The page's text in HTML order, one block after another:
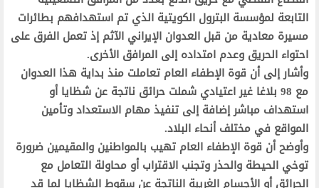
التابعة لمؤسسة البترول الكويتية الذي تم استهدافهم بطائرات
مسيرة معادية من قبل العدوان الإيراني الآثم إذ تعمل الفرق على
احتواء الحريق وعدم امتداده إلى المرافق الأخرى.
وأشار إلى أن قوة الإطفاء العام تعاملت منذ بداية هذا العدوان
مع 98 بلاغا غير اعتيادي شملت حرائق ناتجة عن شظايا أو
استهداف مباشر إضافة إلى تنفيذ مهام الاستعداد وتأمين
المواقع في مختلف أنحاء البلاد.
وأوضح أن قوة الإطفاء العام تهيب بالمواطنين والمقيمين ضرورة
توخي الحيطة والحذر وتجنب الاقتراب أو محاولة التعامل مع
الحرائق أو الأجسام الغريبة الناتجة عن سقوط الشظايا لما قد